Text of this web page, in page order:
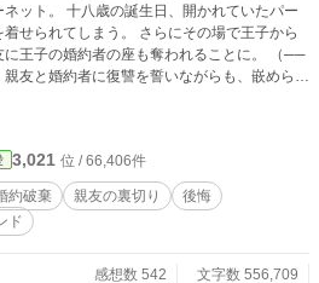
ット。 十八歳の誕生日、開かれていたパー
せられてしまう。 さらにその場で王子から
子の婚約者の座も奪われることに。 （──
浴びるようにヤケ酒をし続けたガーネッ
目の前に転がって
つけた。 しかし、その“邪魔な何か”は、物で
た花嫁ですが』 こちらの話のヒー
3,021 位 / 66,406件
約破棄 親友の裏切り
後悔
ド
感想数 542
文字数 556,709